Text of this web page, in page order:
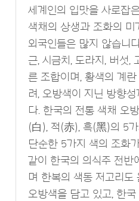
세계인의 입맛을 사로잡
색채의 상생과 조화의 미
외국인들은 많지 않습니
근, 시금치, 도라지, 버섯,
른 조합이며, 황색의 계
려, 오방색이 지닌 방향
다. 한국의 전통 색채 오
(白), 적(赤), 흑(黑)의 5
단순한 5가지 색의 조화
같이 한국의 의식주 전반
며 한복의 색동 저고리도
오방색을 담고 있고, 한국